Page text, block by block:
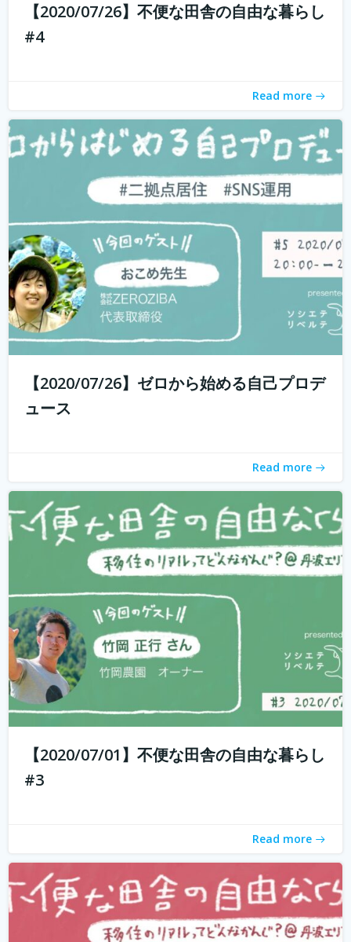
【2020/07/26】不便な田舎の自由な暮らし
#4
Read more
わからないと感じている方も多いのではないでしょうか？
【2020/07/26】ゼロから始める自己プロデ
ュース
Read more
withコロナ時代に入り、オンライン化が加速化すること
で、不便だと思われていた田舎も、不便に感じなくなって
きました。 でも、田舎に自分が好きな仕事ってあるの？そ
う思う方も多いかもしれません。 「不便な田舎の自由な暮
【2020/07/01】不便な田舎の自由な暮らし
#3
Read more
もしかして田舎のことを、遠いしコンビニないし仕事も無
いし、なんて思ってませんか？ 兵庫県丹波地域は「都会に
る。 「不便な田舎の自由な暮らし」...続きを読む